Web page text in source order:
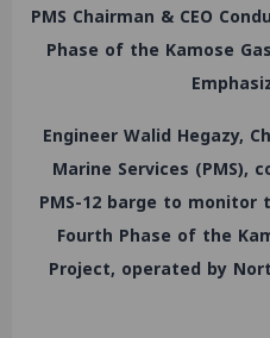
PMS Chairman & CEO
Phase of the Kamose
Engineer Walid Hegazy,
Marine Services
PMS-12 barge to
Fourth Phase of the
Project, operated by